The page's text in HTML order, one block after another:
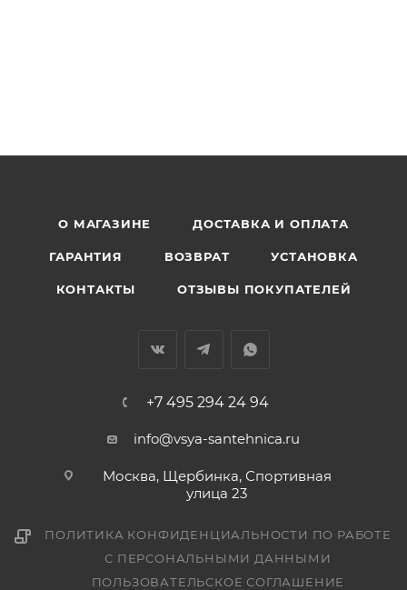
О МАГАЗИНЕ ДОСТАВКА И ОПЛАТА
ГАРАНТИЯ ВОЗВРАТ УСТАНОВКА
КОНТАКТЫ ОТЗЫВЫ ПОКУПАТЕЛЕЙ
+7 495 294 24 94
info@vsya-santehnica.ru
Москва, Щербинка, Спортивная
улица 23
ПОЛИТИКА КОНФИДЕНЦИАЛЬНОСТИ ПО РАБОТЕ
С ПЕРСОНАЛЬНЫМИ ДАННЫМИ
ПОЛЬЗОВАТЕЛЬСКОЕ СОГЛАШЕНИЕ